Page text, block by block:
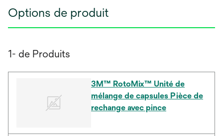
Options de produit
1- de Produits
3M™ RotoMix™ Unité de
mélange de capsules Pièce de
rechange avec pince